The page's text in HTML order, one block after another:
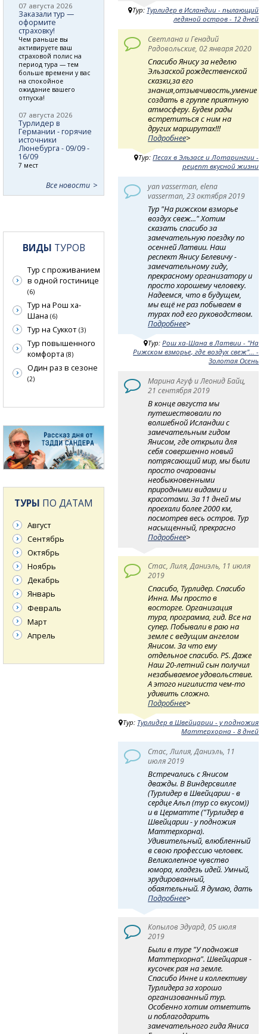
Тур: Турлидер в Исландии - пылающий
ледяной остров - 12 дней
Светлана и Генадий
Радовольские, 02 января 2020
Спасибо Янису за неделю
Эльзаской рождественской
сказки,за его
знания,отзывчивость,умение
создать в группе приятную
атмосферу. Будем рады
встретиться с ним на
других маршрутах!!!
Подробнее>
Тур:Песах в Эльзасе и Лотарингии -
рецепт вкусной жизни
yan vasserman, elena
vasserman, 23 октября 2019
Тур "На рижском взморье
воздух свеж..." Хотим
сказать спасибо за
замечательную поездку по
осенней Латвии. Наш
респект Янису Белевичу -
замечательному гиду,
прекрасному организатору и
просто хорошему человеку.
Надеемся, что в будущем,
мы ещё не раз побываем в
турах под его руководством.
Подробнее>
Тур:Рош ха-Шана в Латвии - "На
Рижском взморье, где воздух свеж"... -
Золотая Осень
Марина Агуф и Леонид Байц,
21 сентября 2019
В конце августа мы
путешествовали по
волшебной Исландии с
замечательным гидом
Янисом, где открыли для
себя совершенно новый
потрясающий мир, мы были
просто очарованы
необыкновенными
природными видами и
красотами. За 11 дней мы
проехали более 2000 км,
посмотрев весь остров. Тур
насыщенный, прекрасно
Подробнее>
Стас, Лиля, Даниэль, 11 июля
2019
Спасибо, Турлидер. Спасибо
Инна. Мы просто в
восторге. Организация
тура, программа, гид. Все на
супер. Побывали в раю на
земле с ведущим ангелом
Янисом. За что ему
отдельное спасибо. PS. Даже
Наш 20-летний сын получил
незабываемое удовольствие.
А этого нигилиста чем-то
удивить сложно.
Подробнее>
Тур: Турлидер в Швейцарии - у подножия
Маттерхорна - 8 дней
Стас, Лилия, Даниэль, 11
июля 2019
Встречались с Янисом
дважды. В Виндерсвилле
(Турлидер в Швейцарии - в
сердце Альп (тур со вкусом))
и в Церматте ("Турлидер в
Швейцарии - у подножия
Маттерхорна).
Удивительный, влюбленный
в свою профессию человек.
Великолепное чувство
юмора, кладезь идей. Умный,
эрудированный,
обаятельный. Я думаю, дать
Подробнее>
Копылов Эдуард, 05 июля
2019
Были в туре "У подножия
Маттерхорна". Швейцария -
кусочек рая на земле.
Спасибо Инне и коллективу
Турлидера за хорошо
организованный тур.
Особенно хотим отметить
и поблагодарить
замечательного гида Яниса
07 августа 2026
Заказали тур —
оформите
страховку!
Чем раньше вы
активируете ваш
страховой полис на
период тура — тем
больше времени у вас
на спокойное
ожидание вашего
отпуска!
07 августа 2026
Турлидер в
Германии - горячие
источники
Люнебурга - 09/09 -
16/09
7 мест
Все новости
ВИДЫ ТУРОВ
Тур с проживанием
в одной гостинице
(6)
Тур на Рош ха-
Шана (6)
Тур на Суккот (3)
Тур повышенного
комфорта (8)
Один раз в сезоне
(2)
ТУРЫ ПО ДАТАМ
Август
Сентябрь
Октябрь
Ноябрь
Декабрь
Январь
Февраль
Март
Апрель